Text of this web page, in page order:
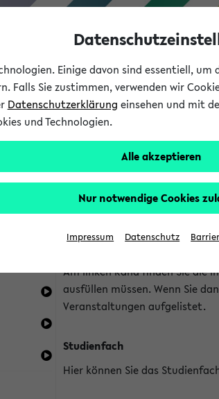
Studium
eKVV
Hinweise zur
Sie können das eKVV nach
die für Sie interessant sind.
Am linken Rand finden Sie die
ausfüllen müssen. Wenn Sie
Veranstaltungen aufgelistet.
Studienfach
Hier können Sie das
Einige davon sind essentiell,
Falls Sie zustimmen, verwenden wir
Datenschutzerklärung einsehen und mit
und Technologien.
Alle akzeptieren
Nur notwendige Cookies
Impressum Datenschutz